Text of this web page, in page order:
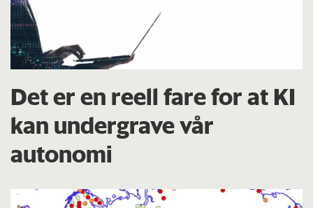
Det er en reell fare for at KI
kan undergrave vår
autonomi